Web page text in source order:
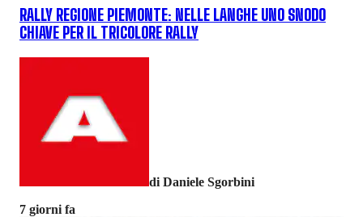
RALLY REGIONE PIEMONTE: NELLE LANGHE UNO SNODO
CHIAVE PER IL TRICOLORE RALLY
di Daniele Sgorbini
7 giorni fa